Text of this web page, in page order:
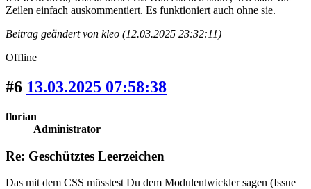
Zeilen einfach auskommentiert. Es funktioniert auch ohne sie.
Beitrag geändert von kleo (12.03.2025 23:32:11)
Offline
#6 13.03.2025 07:58:38
florian
Administrator
Re: Geschütztes Leerzeichen
Das mit dem CSS müsstest Du dem Modulentwickler sagen (Issue